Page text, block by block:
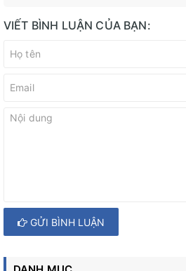
VIẾT BÌNH LUẬN CỦA BẠN:
GỬI BÌNH LUẬN